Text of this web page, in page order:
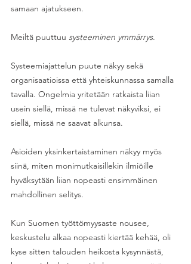
samaan ajatukseen.
Meiltä puuttuu systeeminen ymmärrys.
Systeemiajattelun puute näkyy sekä
organisaatioissa että yhteiskunnassa samalla
tavalla. Ongelmia yritetään ratkaista liian
usein siellä, missä ne tulevat näkyviksi, ei
siellä, missä ne saavat alkunsa.
Asioiden yksinkertaistaminen näkyy myös
siinä, miten monimutkaisillekin ilmiöille
hyväksytään liian nopeasti ensimmäinen
mahdollinen selitys.
Kun Suomen työttömyysaste nousee,
keskustelu alkaa nopeasti kiertää kehää, oli
kyse sitten talouden heikosta kysynnästä,